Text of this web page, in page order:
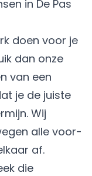
in De Pas
doen voor je
dan onze
van een
je de juiste
Wij
alle voor-
af.
die